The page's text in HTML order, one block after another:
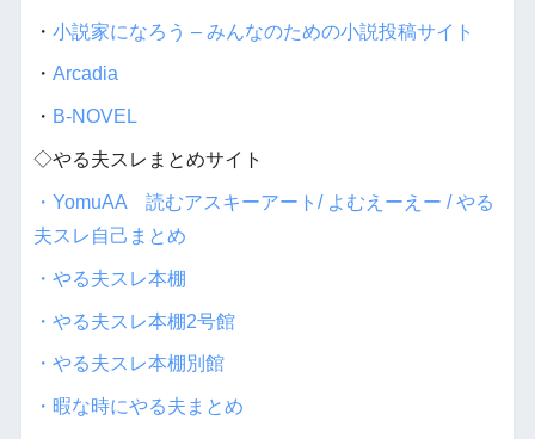
・ 小説家になろう – みんなのための小説投稿サイト
・ Arcadia
・ B-NOVEL
◇やる夫スレまとめサイト
・YomuAA 読むアスキーアート/ よむえーえー / やる
夫スレ自己まとめ
・やる夫スレ本棚
・やる夫スレ本棚2号館
・やる夫スレ本棚別館
・暇な時にやる夫まとめ